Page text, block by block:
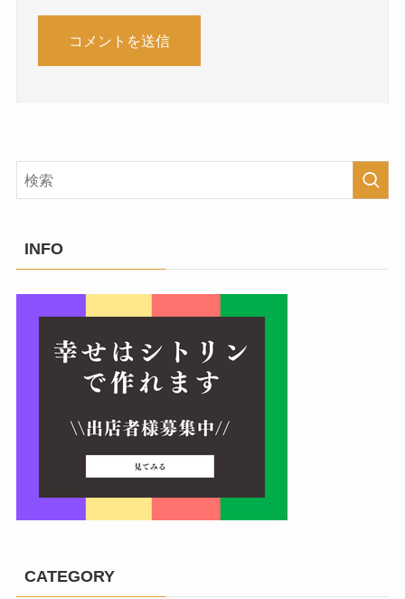
INFO
CATEGORY